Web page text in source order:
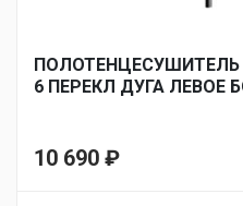
ПОЛОТЕНЦЕСУШИТЕЛЬ
6 ПЕРЕКЛ ДУГА ЛЕВОЕ
10 690 ₽